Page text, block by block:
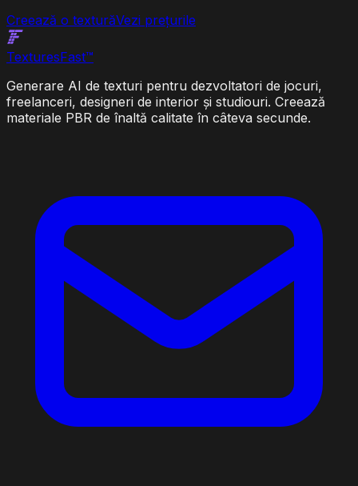
Creează o texturăVezi prețurile
TexturesFast™
Generare AI de texturi pentru dezvoltatori de jocuri,
freelanceri, designeri de interior și studiouri. Creează
materiale PBR de înaltă calitate în câteva secunde.